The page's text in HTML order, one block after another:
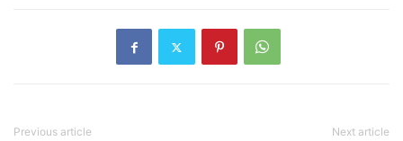
Previous article Next article